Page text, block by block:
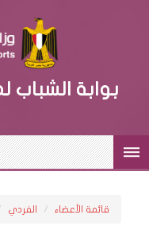
بوابة
قائمة الأعضاء الفردي